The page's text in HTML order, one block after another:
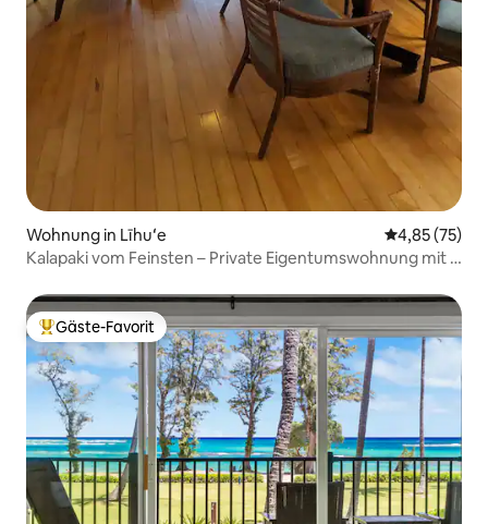
Wohnung in Līhuʻe
4,85 (75)
Kalapaki vom Feinsten – Private Eigentumswohnung mit 2
Beliebter Gäste-Favorit.
Gäste-Favorit